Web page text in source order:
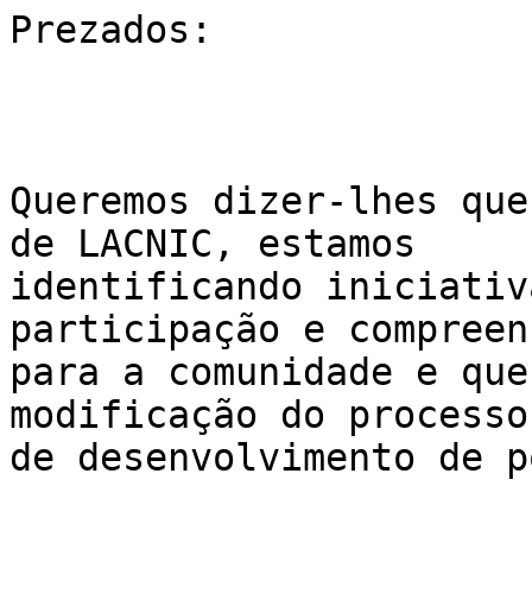
Prezados:
Queremos dizer-lhes
de LACNIC, estamos
identificando
participação e
para a comunidade e
modificação do processo
de desenvolvimento